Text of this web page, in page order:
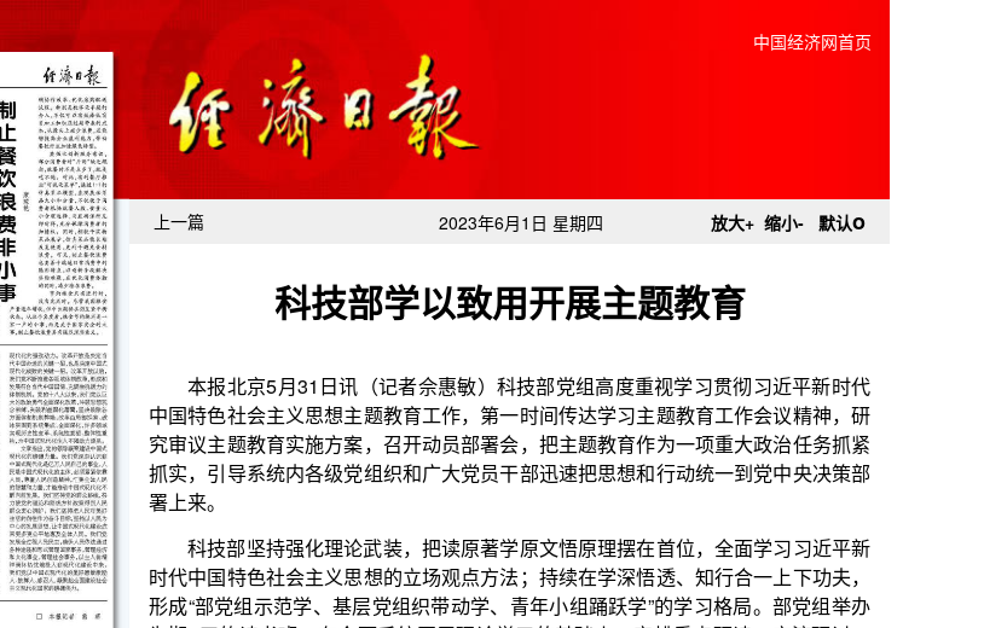
中国经济网首页
上一篇 2023年6月1日 星期四 放大+ 缩小- 默认o
科技部学以致用开展主题教育
本报北京5月31日讯（记者佘惠敏）科技部党组高度重视学习贯彻习近平新时代
中国特色社会主义思想主题教育工作，第一时间传达学习主题教育工作会议精神，研
究审议主题教育实施方案，召开动员部署会，把主题教育作为一项重大政治任务抓紧
抓实，引导系统内各级党组织和广大党员干部迅速把思想和行动统一到党中央决策部
署上来。
科技部坚持强化理论武装，把读原著学原文悟原理摆在首位，全面学习习近平新
时代中国特色社会主义思想的立场观点方法；持续在学深悟透、知行合一上下功夫，
形成“部党组示范学、基层党组织带动学、青年小组踊跃学”的学习格局。部党组举办
为期7天的读书班，在全面系统开展理论学习的基础上，安排重点研读、交流研讨、
主题党日、专题辅导等多项活动，围绕“学思想、强党性、重实践、建新功”的总要
求，聚焦科技工作新使命新任务开展深入研讨。